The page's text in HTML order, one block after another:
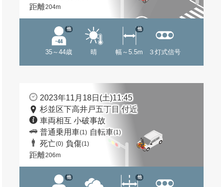
距離204m
35～44歳
他
晴 幅～5.5m
他
３灯式信号
2023年11月18日(土)11:45
杉並区下高井戸五丁目 付近
車両相互 小破事故
普通乗用車(1) 自転車(1)
死亡(0) 負傷(1)
距離206m
他 他